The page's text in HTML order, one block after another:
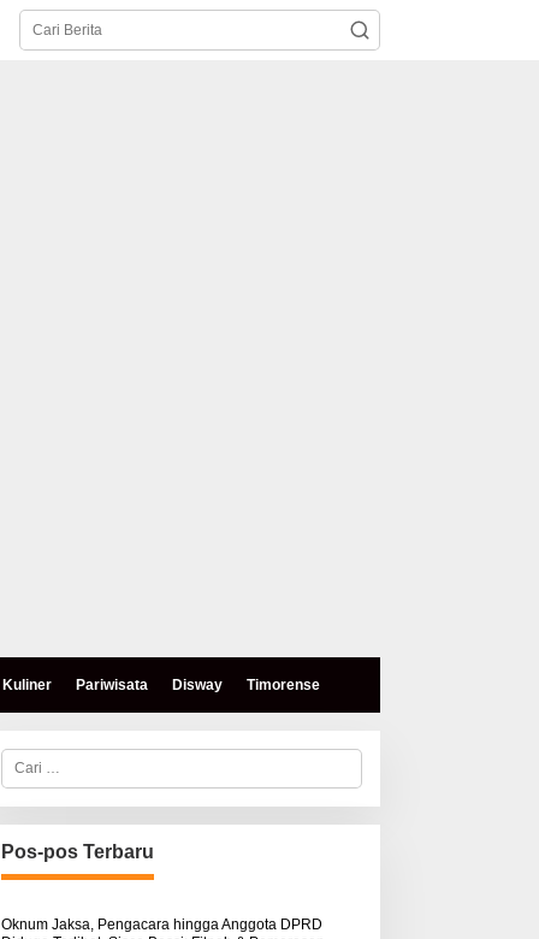
Kuliner Pariwisata Disway Timorense
Mokris Lay Salurkan
Warga Airnona
Hukum Kasus Sebastian
C
r
i
u
n
u
:
Pos-pos Terbaru
Oknum Jaksa, Pengacara hingga Anggota DPRD